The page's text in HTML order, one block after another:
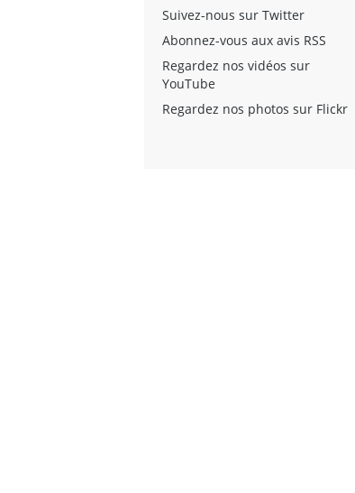
Suivez-nous sur Twitter
Abonnez-vous aux avis RSS
Regardez nos vidéos sur
YouTube
Regardez nos photos sur Flickr